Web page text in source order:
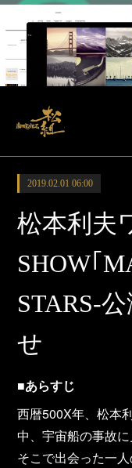
2019.02.01 06:00
松本利夫
SHOW｢
STARS-
せ
■あらすじ
西暦500X年、松本
中、宇宙船の事故
そこで出会った一